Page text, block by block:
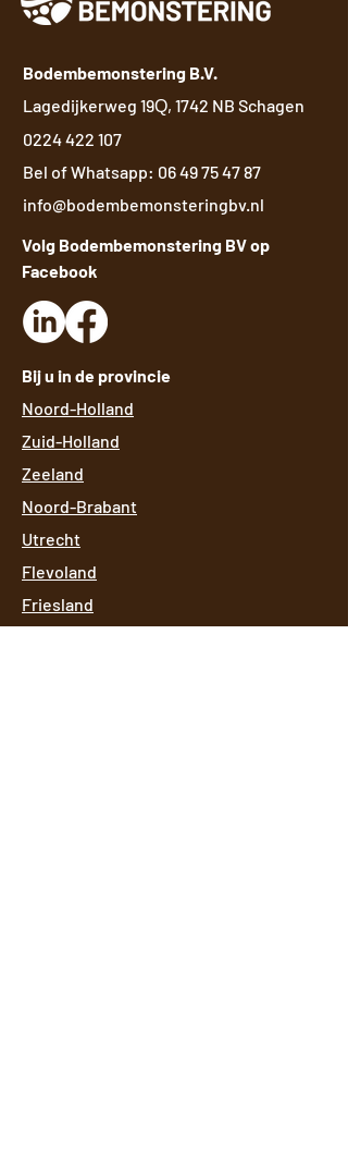
Bodembemonstering B.V.
Lagedijkerweg 19Q, 1742 NB Schagen
0224 422 107
Bel of Whatsapp: 06 49 75 47 87
info@bodembemonsteringbv.nl
Volg Bodembemonstering BV op
Facebook
Bij u in de provincie
Noord-Holland
Zuid-Holland
Zeeland
Noord-Brabant
Utrecht
Flevoland
Friesland